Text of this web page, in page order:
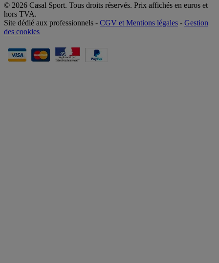
© 2026 Casal Sport. Tous droits réservés. Prix affichés en euros et
hors TVA.
Site dédié aux professionnels - CGV et Mentions légales - Gestion
des cookies